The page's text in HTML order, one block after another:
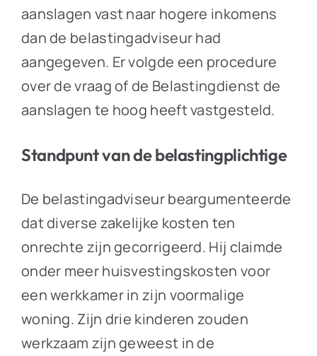
aanslagen vast naar hogere inkomens
dan de belastingadviseur had
aangegeven. Er volgde een procedure
over de vraag of de Belastingdienst de
aanslagen te hoog heeft vastgesteld.
Standpunt van de belastingplichtige
De belastingadviseur beargumenteerde
dat diverse zakelijke kosten ten
onrechte zijn gecorrigeerd. Hij claimde
onder meer huisvestingskosten voor
een werkkamer in zijn voormalige
woning. Zijn drie kinderen zouden
werkzaam zijn geweest in de